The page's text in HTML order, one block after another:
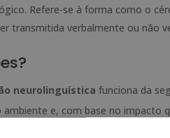
Refere-se à forma como o
transmitida verbalmente ou não
neurolinguística funciona da
e, com base no impacto